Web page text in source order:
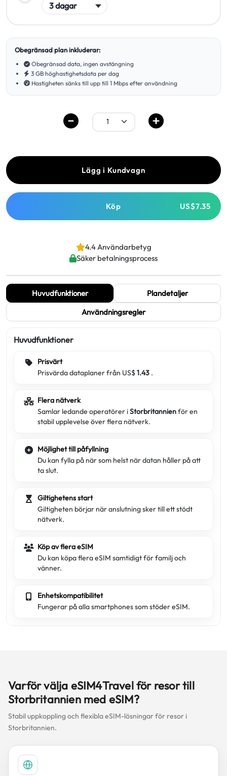
Obegränsad plan inkluderar:
Obegränsad data, ingen avstängning
3 GB höghastighetsdata per dag
Hastigheten sänks till upp till 1 Mbps efter användning
Lägg i Kundvagn
Köp US$7.35
4.4 Användarbetyg
Säker betalningsprocess
Huvudfunktioner
Plandetaljer
Användningsregler
Huvudfunktioner
Prisvärt
Prisvärda dataplaner från US$1.43 .
Flera nätverk
Samlar ledande operatörer iStorbritannienför en
stabil upplevelse över flera nätverk.
Möjlighet till påfyllning
Du kan fylla på när som helst när datan håller på att
ta slut.
Giltighetens start
Giltigheten börjar när anslutning sker till ett stödt
nätverk.
Köp av flera eSIM
Du kan köpa flera eSIM samtidigt för familj och
vänner.
Enhetskompatibilitet
Fungerar på alla smartphones som stöder eSIM.
Varför välja eSIM4Travel för resor till
Storbritannien med eSIM?
Stabil uppkoppling och flexibla eSIM-lösningar för resor i
Storbritannien.